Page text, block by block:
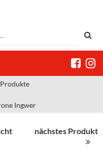
Ingwer
nächstes Produkt